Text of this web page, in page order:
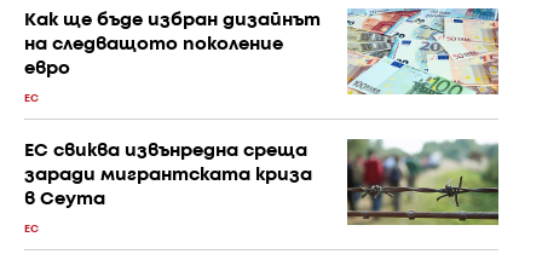
Как ще бъде избран дизайнът
на следващото поколение
евро
ЕС
ЕС свиква извънредна среща
заради мигрантската криза
в Сеута
ЕС